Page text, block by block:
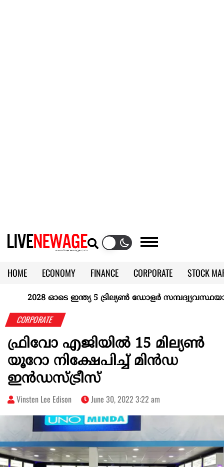
HOME ECONOMY FINANCE CORPORATE
STOCK
CALENDAR
KERALA @70
2028 ഓടെ ഇന്ത്യ 5 ട്രില്യണ്‍ ഡോളര്‍
CORPORATE
ഫ്രിവോ എജിയിൽ 15 മില്യൺ
യൂറോ നിക്ഷേപിച്ച് മിൻഡ
ഇൻഡസ്ട്രീസ്
Vinsten Lee Edison June 30, 2022 3:22 am